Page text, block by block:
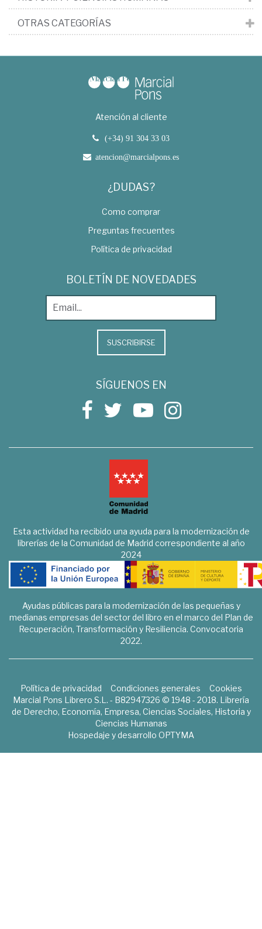
OTRAS CATEGORÍAS
Atención al cliente
(+34) 91 304 33 03
atencion@marcialpons.es
¿DUDAS?
Como comprar
Preguntas frecuentes
Política de privacidad
BOLETÍN DE NOVEDADES
SUSCRIBIRSE
SÍGUENOS EN
Esta actividad ha recibido una ayuda para la modernización de
librerías de la Comunidad de Madrid correspondiente al año
2024
Ayudas públicas para la modernización de las pequeñas y
medianas empresas del sector del libro en el marco del Plan de
Recuperación, Transformación y Resiliencia. Convocatoria
2022.
Política de privacidad Condiciones generales
Cookies
Marcial Pons Librero S.L. - B82947326 © 1948 - 2018. Librería
de Derecho, Economía, Empresa, Ciencias Sociales, Historia y
Ciencias Humanas
Hospedaje y desarrollo OPTYMA